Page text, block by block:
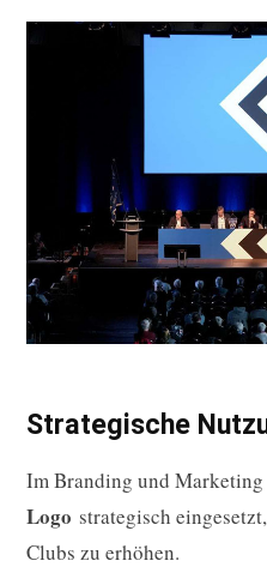
Strategische
Im Branding und Marketing
Logo strategisch
Clubs zu erhöhen.